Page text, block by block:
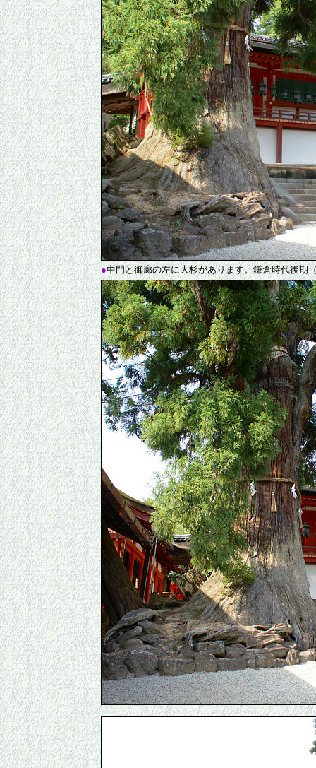
●中門と御廊の左に大杉があります。鎌倉時代後期